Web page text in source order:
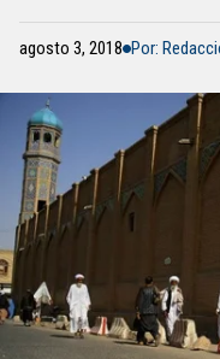
agosto 3, 2018 Por: